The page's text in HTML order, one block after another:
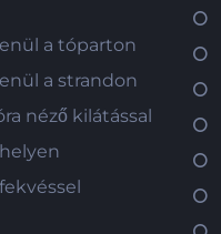
a tóparton
a strandon
néző kilátással